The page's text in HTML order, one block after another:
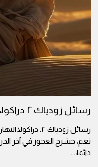
رسائل زودياك ٢ دراكولا النهار
رسائل زودياك ٢:
نعم، حشرج العجوز في آخر
دائما،...